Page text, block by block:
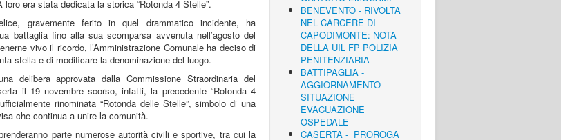
loro era stata dedicata la storica “Rotonda 4 Stelle”.
gravemente ferito in quel drammatico incidente, ha
battaglia fino alla sua scomparsa avvenuta nell’agosto del
vivo il ricordo, l’Amministrazione Comunale ha deciso di
stella e di modificare la denominazione del luogo.
delibera approvata dalla Commissione Straordinaria del
il 19 novembre scorso, infatti, la precedente “Rotonda 4
rinominata “Rotonda delle Stelle”, simbolo di una
che continua a unire la comunità.
parte numerose autorità civili e sportive, tra cui la
BENEVENTO - RIVOLTA
NEL CARCERE DI
CAPODIMONTE: NOTA
DELLA UIL FP POLIZIA
PENITENZIARIA
BATTIPAGLIA -
AGGIORNAMENTO
SITUAZIONE
EVACUAZIONE
OSPEDALE
CASERTA - PROROGA